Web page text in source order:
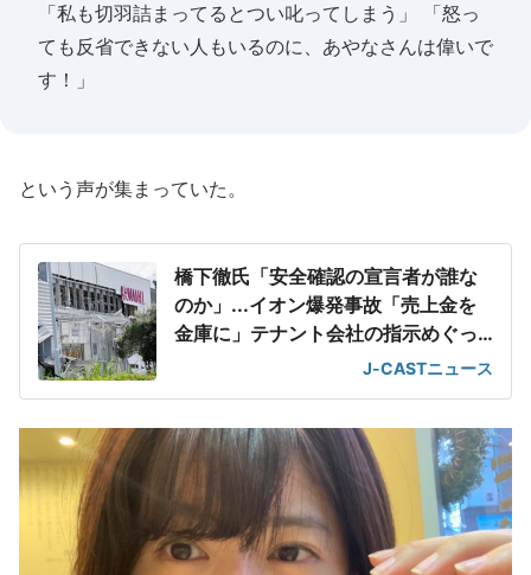
「私も切羽詰まってるとつい叱ってしまう」 「怒っ
ても反省できない人もいるのに、あやなさんは偉いで
す！」
という声が集まっていた。
橋下徹氏「安全確認の宣言者が誰な
のか」...イオン爆発事故「売上金を
金庫に」テナント会社の指示めぐっ
J-CASTニュース